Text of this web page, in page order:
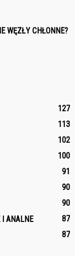
WĘZŁY CHŁONNE?
127
113
102
100
91
90
90
I ANALNE
87
87